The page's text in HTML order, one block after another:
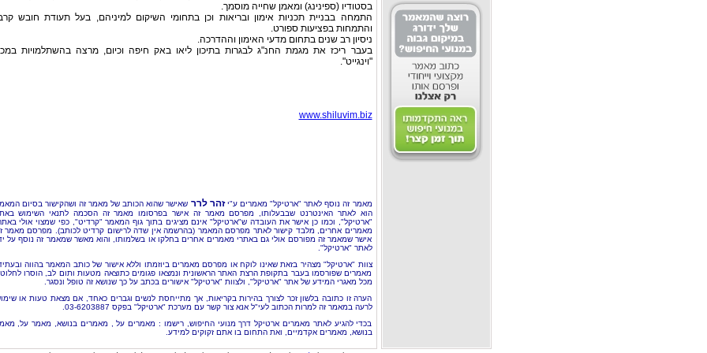
בסטודיו (ספינינג) ומאמן שחייה מוסמך.
התמחה בבניית תכניות אימון ובריאות וכן בתחומי השיקום למיניהם, בעל תעודת חובש
והתמחות בפציעות ספורט.
ניסיון רב שנים בתחום מדעי האימון וההדרכה.
בעבר ריכז את מגמת החנ"ג לבגרות בתיכון ליאו באק חיפה וכיום, מרצה בהשתלמויות
"וינגייט".
www.shiluvim.biz
מאמר זה נוסף לאתר "ארטיקל" מאמרים ע"יזהר לרר שאישר שהוא הכותב של מאמר זה ושהקישור בסיום
הוא לאתר האינטרנט שבבעלותו, מפרסם מאמר זה אישר בפרסומו מאמר זה הסכמה לתנאי השימוש
"ארטיקל", וכמו כן אישר את העובדה ש"ארטיקל" אינם מציגים בתוך גוף המאמר "קרדיט", כפי שמצוי אולי
מאמרים אחרים, מלבד קישור לאתר מפרסם המאמר (בהרשמה אין שדה לרישום קרדיט לכותב). מפרסם מאמר
אישר שמאמר זה מפורסם אולי גם באתרי מאמרים אחרים בחלקו או בשלמותו, והוא מאשר שמאמר זה נוסף על
לאתר "ארטיקל".
צוות "ארטיקל" מצהיר בזאת שאינו לוקח או מפרסם מאמרים ביוזמתו וללא אישור של כותב המאמר בהווה
מאמרים שפורסמו בעבר בתקופת הרצת האתר הראשונית ונמצאו פגומים כתוצאה מטעות ותום לב, הוסרו
מכל מאגרי המידע של אתר "ארטיקל", ולצוות "ארטיקל" אישורים בכתב על כך שנושא זה טופל ונסגר.
הערה זו כתובה בלשון זכר לצורך בהירות בקריאות, אך מתייחסת לנשים וגברים כאחד, אם מצאת טעות או
לרעה במאמר זה למרות הכתוב לעי"ל אנא צור קשר עם מערכת "ארטיקל" בפקס 03-6203887.
בכדי להגיע לאתר מאמרים ארטיקל דרך מנועי החיפוש, רישמו : מאמרים על , מאמרים בנושא, מאמר על,
בנושא, מאמרים אקדמיים, ואת התחום בו אתם זקוקים למידע.